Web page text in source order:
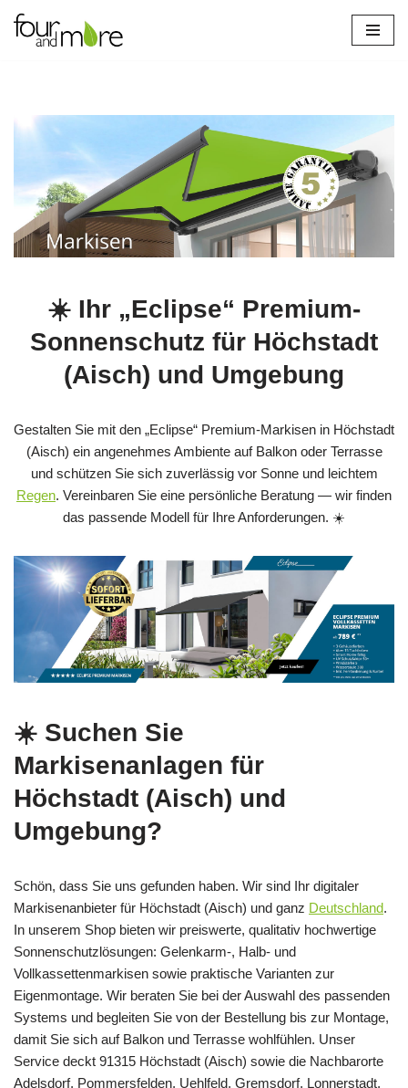
Zum
☀️ Ihr „Eclipse“ Premium-
Sonnenschutz für Höchstadt
(Aisch) und Umgebung
Gestalten Sie mit den „Eclipse“ Premium-Markisen in Höchstadt
(Aisch) ein angenehmes Ambiente auf Balkon oder Terrasse
und schützen Sie sich zuverlässig vor Sonne und leichtem
Regen. Vereinbaren Sie eine persönliche Beratung — wir finden
das passende Modell für Ihre Anforderungen. ☀️
☀️ Suchen Sie
Markisenanlagen für
Höchstadt (Aisch) und
Umgebung?
Schön, dass Sie uns gefunden haben. Wir sind Ihr digitaler
Markisenanbieter für Höchstadt (Aisch) und ganz Deutschland.
In unserem Shop bieten wir preiswerte, qualitativ hochwertige
Sonnenschutzlösungen: Gelenkarm-, Halb- und
Vollkassettenmarkisen sowie praktische Varianten zur
Eigenmontage. Wir beraten Sie bei der Auswahl des passenden
Systems und begleiten Sie von der Bestellung bis zur Montage,
damit Sie sich auf Balkon und Terrasse wohlfühlen. Unser
Service deckt 91315 Höchstadt (Aisch) sowie die Nachbarorte
Adelsdorf, Pommersfelden, Uehlfeld, Gremsdorf, Lonnerstadt,